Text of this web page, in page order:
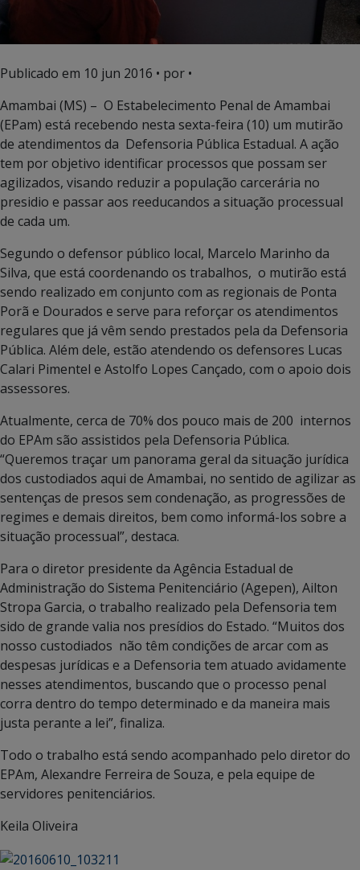
Publicado em 10 jun 2016 • por •
Amambai (MS) – O Estabelecimento Penal de Amambai
(EPam) está recebendo nesta sexta-feira (10) um mutirão
de atendimentos da Defensoria Pública Estadual. A ação
tem por objetivo identificar processos que possam ser
agilizados, visando reduzir a população carcerária no
presidio e passar aos reeducandos a situação processual
de cada um.
Segundo o defensor público local, Marcelo Marinho da
Silva, que está coordenando os trabalhos, o mutirão está
sendo realizado em conjunto com as regionais de Ponta
Porã e Dourados e serve para reforçar os atendimentos
regulares que já vêm sendo prestados pela da Defensoria
Pública. Além dele, estão atendendo os defensores Lucas
Calari Pimentel e Astolfo Lopes Cançado, com o apoio dois
assessores.
Atualmente, cerca de 70% dos pouco mais de 200 internos
do EPAm são assistidos pela Defensoria Pública.
“Queremos traçar um panorama geral da situação jurídica
dos custodiados aqui de Amambai, no sentido de agilizar as
sentenças de presos sem condenação, as progressões de
regimes e demais direitos, bem como informá-los sobre a
situação processual”, destaca.
Para o diretor presidente da Agência Estadual de
Administração do Sistema Penitenciário (Agepen), Ailton
Stropa Garcia, o trabalho realizado pela Defensoria tem
sido de grande valia nos presídios do Estado. “Muitos dos
nosso custodiados não têm condições de arcar com as
despesas jurídicas e a Defensoria tem atuado avidamente
nesses atendimentos, buscando que o processo penal
corra dentro do tempo determinado e da maneira mais
justa perante a lei”, finaliza.
Todo o trabalho está sendo acompanhado pelo diretor do
EPAm, Alexandre Ferreira de Souza, e pela equipe de
servidores penitenciários.
Keila Oliveira